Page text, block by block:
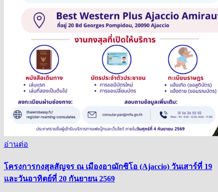
อ่านต่อ
โครงการกงสุลสัญจร ณ เมืองอาฌักซิโอ (Ajaccio) วันเสาร์ที่ 19
และวันอาทิตย์ที่ 20 กันยายน 2569